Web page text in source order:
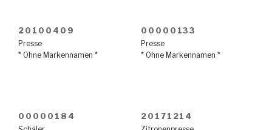
20100409
Presse
* Ohne Markennamen *
00000133
Presse
* Ohne Markennamen *
00000184 20171214